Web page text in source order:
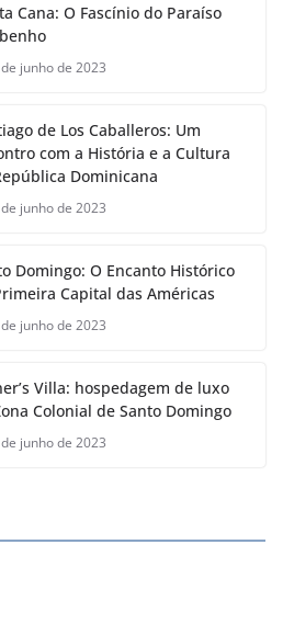
Cana: O Fascínio do Paraíso
junho de 2023
de Los Caballeros: Um
com a História e a Cultura
Dominicana
junho de 2023
Domingo: O Encanto Histórico
Capital das Américas
junho de 2023
Villa: hospedagem de luxo
Colonial de Santo Domingo
junho de 2023